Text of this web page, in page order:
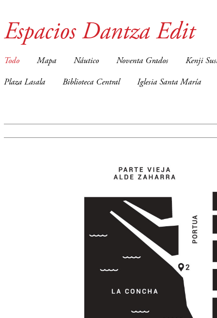
Espacios Dantza Edit
Todo Mapa Náutico Noventa Grados Kenji
Plaza Lasala Biblioteca Central Iglesia Santa María